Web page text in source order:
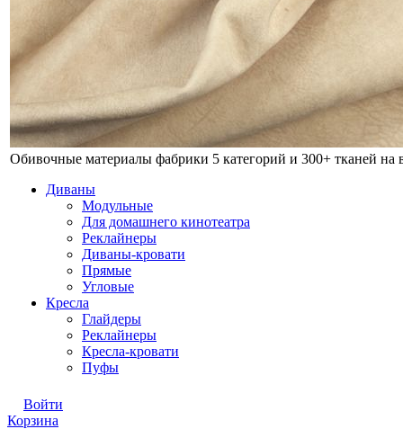
Обивочные материалы фабрики 5 категорий и 300+ тканей на
Диваны
Модульные
Для домашнего кинотеатра
Реклайнеры
Диваны-кровати
Прямые
Угловые
Кресла
Глайдеры
Реклайнеры
Кресла-кровати
Пуфы
Войти
Корзина